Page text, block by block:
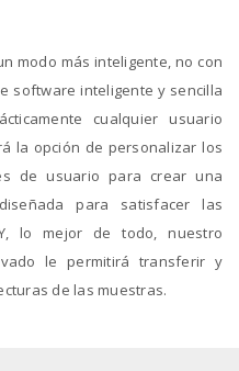
modo más inteligente, no con
software inteligente y sencilla
cualquier usuario
la opción de personalizar los
de usuario para crear una
para satisfacer las
lo mejor de todo, nuestro
le permitirá transferir y
de las muestras.